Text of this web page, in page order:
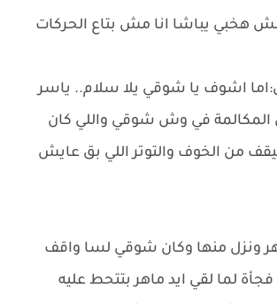
هخبي يباشا انا مش بتاع الحركات
اشوف يا شوقي يلا سلام.. ياسر
المكالمة في وش شوقي واللي كان
من الخوف والتوتر اللي بق عايش
ونزل منها وكان شوقي لسا واقف
لما لقي ايد ماهر بتتحط عليه